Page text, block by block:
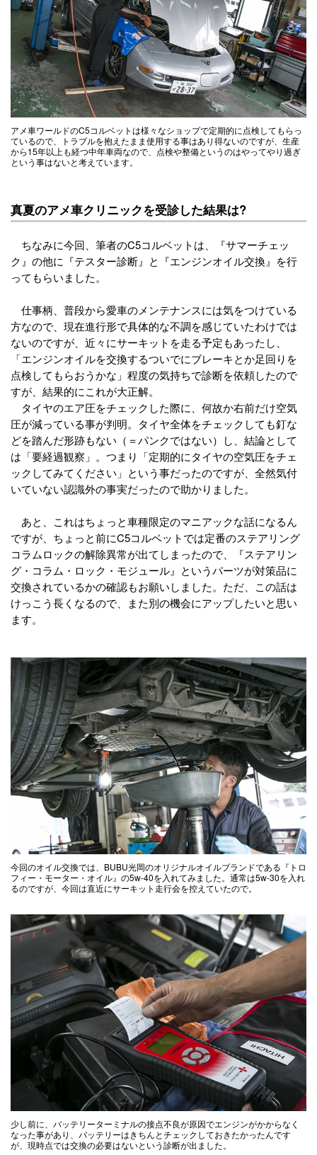
アメ車ワールドのC5コルベットは様々なショップで定期的に点検してもらっ
ているので、トラブルを抱えたまま使用する事はあり得ないのですが、生産
から15年以上も経つ中年車両なので、点検や整備というのはやってやり過ぎ
という事はないと考えています。
真夏のアメ車クリニックを受診した結果は?
ちなみに今回、筆者のC5コルベットは、『サマーチェッ
ク』の他に『テスター診断』と『エンジンオイル交換』を行
ってもらいました。
仕事柄、普段から愛車のメンテナンスには気をつけている
方なので、現在進行形で具体的な不調を感じていたわけでは
ないのですが、近々にサーキットを走る予定もあったし、
「エンジンオイルを交換するついでにブレーキとか足回りを
点検してもらおうかな」程度の気持ちで診断を依頼したので
すが、結果的にこれが大正解。
タイヤのエア圧をチェックした際に、何故か右前だけ空気
圧が減っている事が判明。タイヤ全体をチェックしても釘な
どを踏んだ形跡もない（＝パンクではない）し、結論として
は「要経過観察」。つまり「定期的にタイヤの空気圧をチェ
ックしてみてください」という事だったのですが、全然気付
いていない認識外の事実だったので助かりました。
あと、これはちょっと車種限定のマニアックな話になるん
ですが、ちょっと前にC5コルベットでは定番のステアリング
コラムロックの解除異常が出てしまったので、『ステアリン
グ・コラム・ロック・モジュール』というパーツが対策品に
交換されているかの確認もお願いしました。ただ、この話は
けっこう長くなるので、また別の機会にアップしたいと思い
ます。
今回のオイル交換では、BUBU光岡のオリジナルオイルブランドである『トロ
フィー・モーター・オイル』の5w-40を入れてみました。通常は5w-30を入れ
るのですが、今回は直近にサーキット走行会を控えていたので。
少し前に、バッテリーターミナルの接点不良が原因でエンジンがかからなく
なった事があり、バッテリーはきちんとチェックしておきたかったんです
が、現時点では交換の必要はないという診断が出ました。